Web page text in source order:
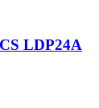
LDP24A